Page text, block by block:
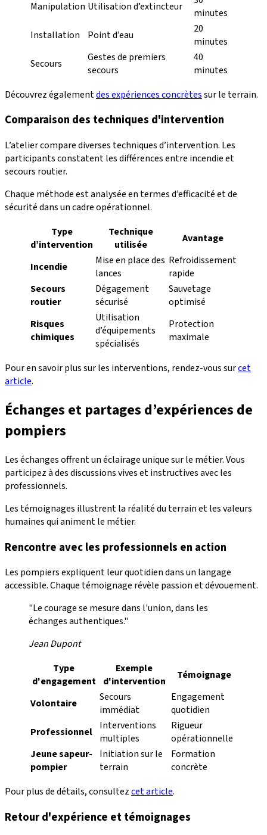
Manipulation Utilisation d’extincteur
minutes
Installation
Point d’eau
20
minutes
Secours
Gestes de premiers
secours
40
minutes
Découvrez égalementdes expériences concrètessur le terrain.
Comparaison des techniques d'intervention
L’atelier compare diverses techniques d’intervention. Les
participants constatent les différences entre incendie et
secours routier.
Chaque méthode est analysée en termes d’efficacité et de
sécurité dans un cadre opérationnel.
Type
d’intervention
Technique
utilisée
Avantage
Incendie
Mise en place des
lances
Refroidissement
rapide
Secours
routier
Dégagement
sécurisé
Sauvetage
optimisé
Risques
chimiques
Utilisation
d’équipements
spécialisés
Protection
maximale
Pour en savoir plus sur les interventions, rendez-vous surcet
article.
Échanges et partages d’expériences de
pompiers
Les échanges offrent un éclairage unique sur le métier. Vous
participez à des discussions vives et instructives avec les
professionnels.
Les témoignages illustrent la réalité du terrain et les valeurs
humaines qui animent le métier.
Rencontre avec les professionnels en action
Les pompiers expliquent leur quotidien dans un langage
accessible. Chaque témoignage révèle passion et dévouement.
"Le courage se mesure dans l'union, dans les
échanges authentiques."
Jean Dupont
Type
d'engagement
Exemple
d'intervention
Témoignage
Volontaire
Secours
immédiat
Engagement
quotidien
Professionnel Interventions
multiples
Rigueur
opérationnelle
Jeune sapeur-
pompier
Initiation sur le
terrain
Formation
concrète
Pour plus de détails, consultezcet article.
Retour d'expérience et témoignages